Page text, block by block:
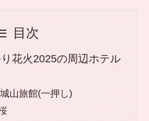
目次
花火2025の周辺ホテル
山旅館(一押し)